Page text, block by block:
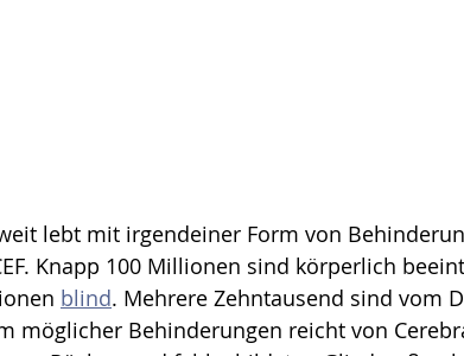
lebt mit irgendeiner Form von
Knapp 100 Millionen sind körperlich
blind. Mehrere Zehntausend sind vom
möglicher Behinderungen reicht von